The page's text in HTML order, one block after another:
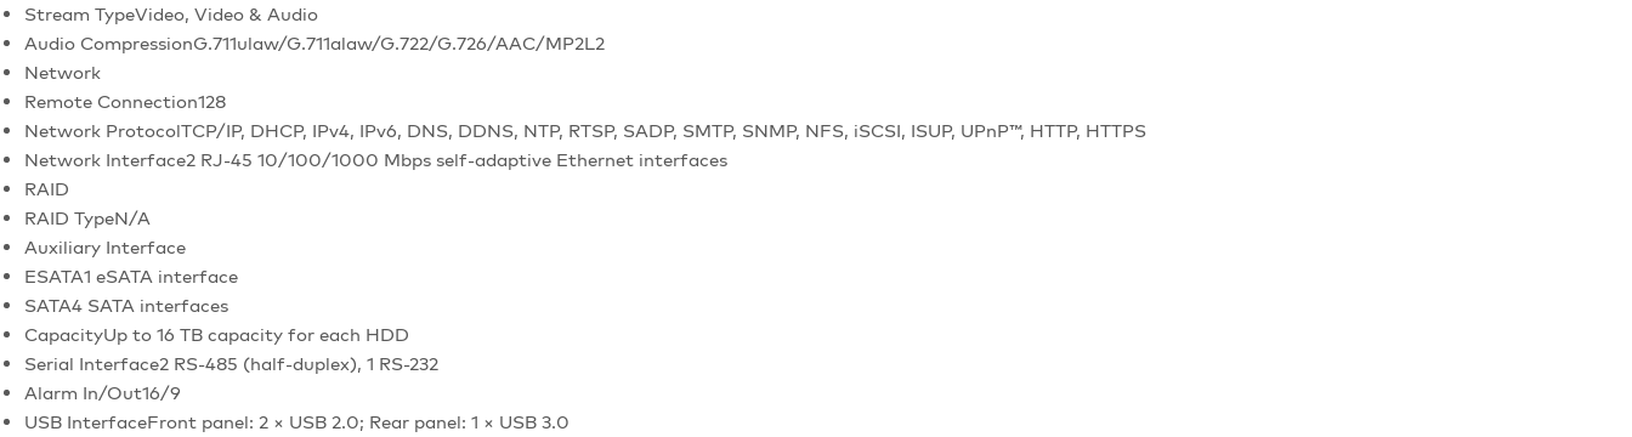
Stream TypeVideo, Video & Audio
Audio CompressionG.711ulaw/G.711alaw/G.722/G.726/AAC/MP2L2
Network
Remote Connection128
Network ProtocolTCP/IP, DHCP, IPv4, IPv6, DNS, DDNS, NTP, RTSP, SADP, SMTP, SNMP, NFS, iSCSI, ISUP, UPnP™, HTTP, HTTPS
Network Interface2 RJ-45 10/100/1000 Mbps self-adaptive Ethernet interfaces
RAID
RAID TypeN/A
Auxiliary Interface
ESATA1 eSATA interface
SATA4 SATA interfaces
CapacityUp to 16 TB capacity for each HDD
Serial Interface2 RS-485 (half-duplex), 1 RS-232
Alarm In/Out16/9
USB InterfaceFront panel: 2 × USB 2.0; Rear panel: 1 × USB 3.0